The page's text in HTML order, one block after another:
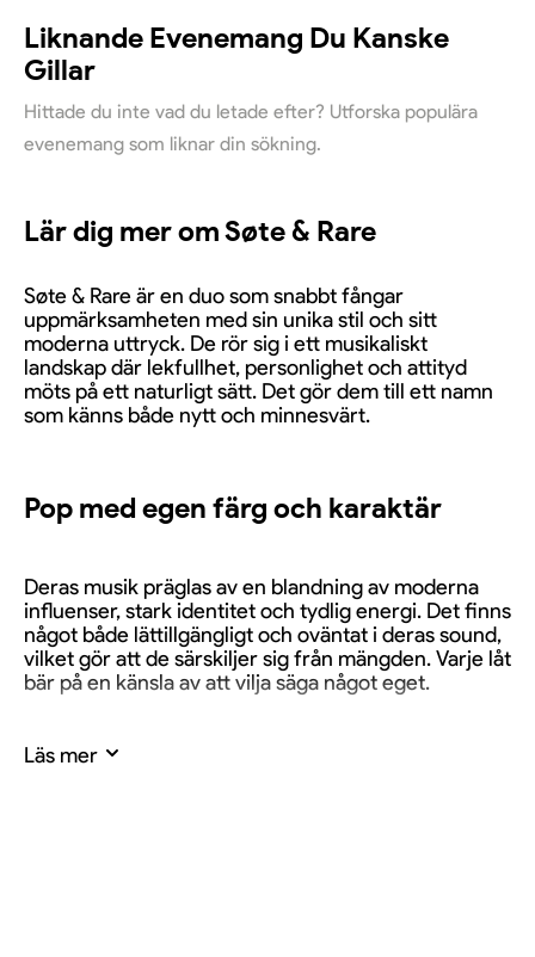
Liknande Evenemang Du Kanske
Gillar
Hittade du inte vad du letade efter? Utforska populära
evenemang som liknar din sökning.
Lär dig mer om Søte & Rare
Søte & Rare är en duo som snabbt fångar
uppmärksamheten med sin unika stil och sitt
moderna uttryck. De rör sig i ett musikaliskt
landskap där lekfullhet, personlighet och attityd
möts på ett naturligt sätt. Det gör dem till ett namn
som känns både nytt och minnesvärt.
Pop med egen färg och karaktär
Deras musik präglas av en blandning av moderna
influenser, stark identitet och tydlig energi. Det finns
något både lättillgängligt och oväntat i deras sound,
vilket gör att de särskiljer sig från mängden. Varje låt
bär på en känsla av att vilja säga något eget.
Scennärvaro med charm och driv
Läs mer